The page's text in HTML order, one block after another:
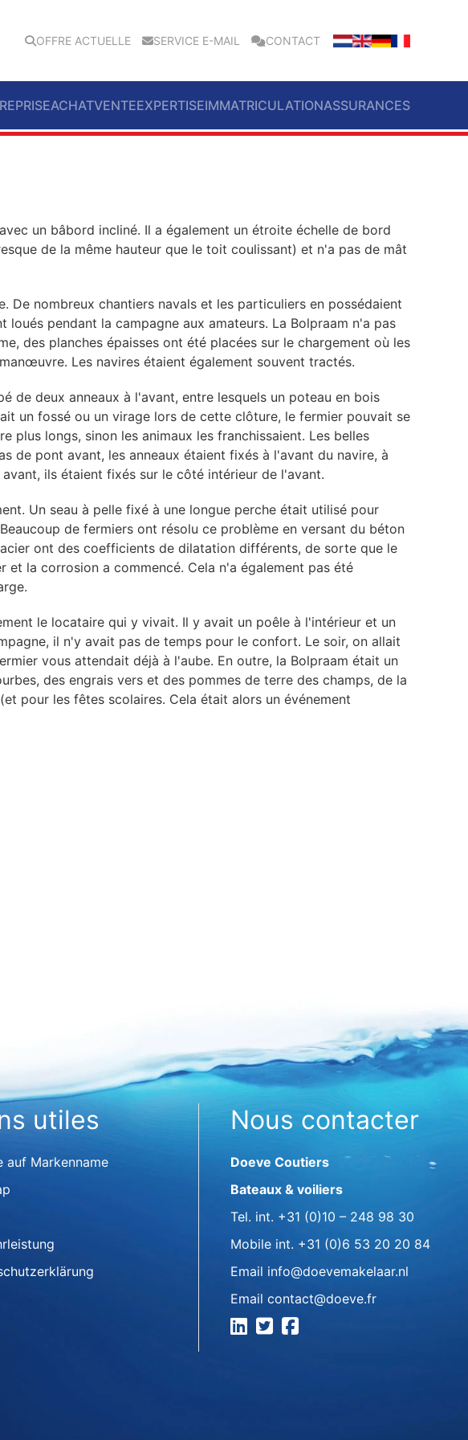
OFFRE ACTUELLE SERVICE E-MAIL CONTACT
ACHATVENTEEXPERTISEIMMATRICULATIONASSURANCES
un bâbord incliné. Il a également un étroite échelle de bord
de la même hauteur que le toit coulissant) et n'a pas de mât
nombreux chantiers navals et les particuliers en possédaient
pendant la campagne aux amateurs. La Bolpraam n'a pas
des planches épaisses ont été placées sur le chargement où les
Les navires étaient également souvent tractés.
de deux anneaux à l'avant, entre lesquels un poteau en bois
un fossé ou un virage lors de cette clôture, le fermier pouvait se
longs, sinon les animaux les franchissaient. Les belles
de pont avant, les anneaux étaient fixés à l'avant du navire, à
ils étaient fixés sur le côté intérieur de l'avant.
Un seau à pelle fixé à une longue perche était utilisé pour
de fermiers ont résolu ce problème en versant du béton
ont des coefficients de dilatation différents, de sorte que le
la corrosion a commencé. Cela n'a également pas été
le locataire qui y vivait. Il y avait un poêle à l'intérieur et un
il n'y avait pas de temps pour le confort. Le soir, on allait
vous attendait déjà à l'aube. En outre, la Bolpraam était un
des engrais vers et des pommes de terre des champs, de la
pour les fêtes scolaires. Cela était alors un événement
utiles
auf Markenname
Nous contacter
Doeve Coutiers
Bateaux & voiliers
Tel. int. +31 (0)10 – 248 98 30
Mobile int. +31 (0)6 53 20 20 84
Email info@doevemakelaar.nl
Email contact@doeve.fr